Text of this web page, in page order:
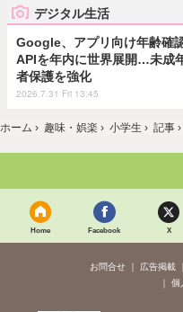
デジタル生活
Google、アプリ向け年齢確
APIを年内に世界展開…未成
者保護を強化
2026.7.31 Fri 13:45
ホーム › 趣味・娯楽 › 小学生 › 記事 ›
Home Facebook X
お問合せ 広告掲載
個